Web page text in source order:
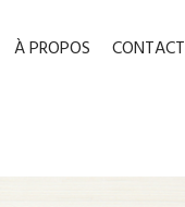
À PROPOS CONTACT